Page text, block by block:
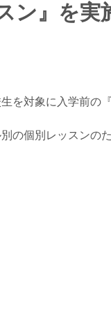
ン』を実
を対象に入学前の
の個別レッスンの